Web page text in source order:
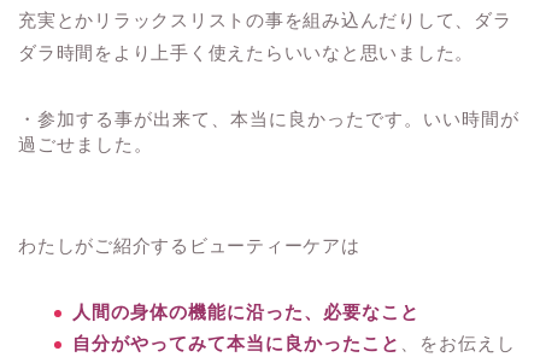
充実とかリラックスリストの事を組み込んだりして、ダラ
ダラ時間をより上手く使えたらいいなと思いました。
・参加する事が出来て、本当に良かったです。いい時間が
過ごせました。
わたしがご紹介するビューティーケアは
人間の身体の機能に沿った、必要なこと
自分がやってみて本当に良かったこと
、をお伝えし